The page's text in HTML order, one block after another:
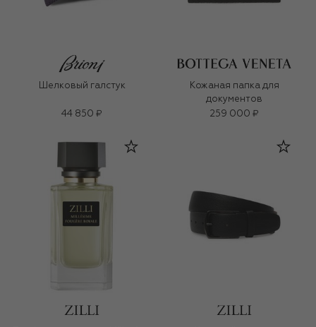
Шелковый галстук
44 850 ₽
Кожаная папка для
документов
259 000 ₽